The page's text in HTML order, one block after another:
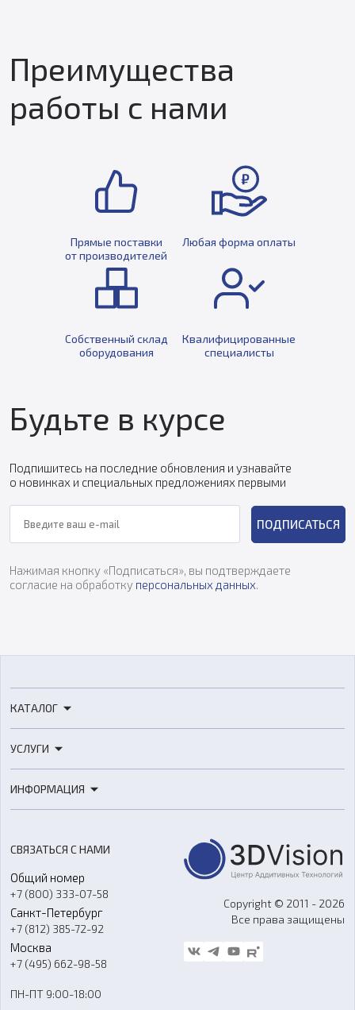
Преимущества
работы с нами
Прямые поставки
от производителей
Любая форма оплаты
Собственный склад
оборудования
Квалифицированные
специалисты
Будьте в курсе
Подпишитесь на последние обновления и узнавайте
о новинках и специальных предложениях первыми
ПОДПИСАТЬСЯ
Нажимая кнопку «Подписаться», вы подтверждаете
согласие на обработку персональных данных.
КАТАЛОГ
3D-сканеры
Расходные материалы
Оборудование и материалы для вакуумного литья
Аксессуары и прочее оборудование
Программное обеспечение
УСЛУГИ
3D-моделирование
Ремонт и услуги
ИНФОРМАЦИЯ
О компании
Контакты
Гос. закупки
Стать дилером
Блог
СВЯЗАТЬСЯ С НАМИ
Общий номер
+7 (800) 333-07-58
Санкт-Петербург
+7 (812) 385-72-92
Москва
+7 (495) 662-98-58
ПН-ПТ 9:00-18:00
Copyright © 2011 - 2026
Все права защищены